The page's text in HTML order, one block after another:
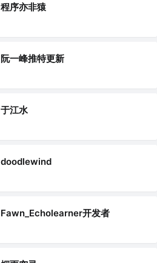
程序亦非猿
阮一峰推特更新
于江水
doodlewind
Fawn_Echolearner开发者